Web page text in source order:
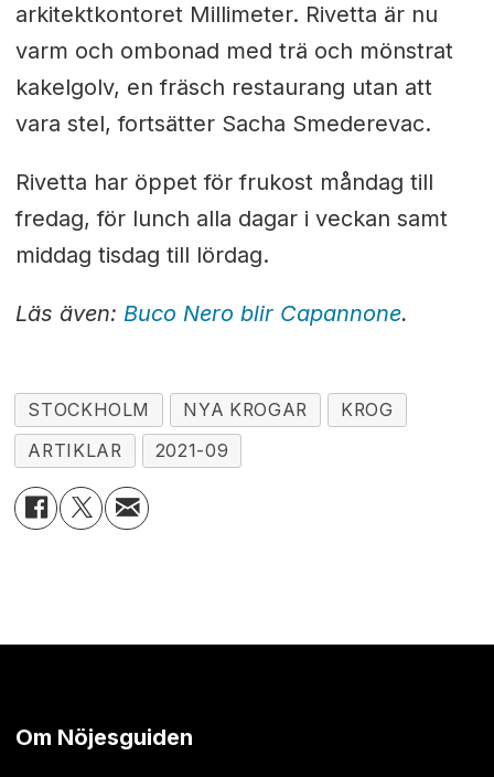
arkitektkontoret Millimeter. Rivetta är nu
varm och ombonad med trä och mönstrat
kakelgolv, en fräsch restaurang utan att
vara stel, fortsätter Sacha Smederevac.
Rivetta har öppet för frukost måndag till
fredag, för lunch alla dagar i veckan samt
middag tisdag till lördag.
Läs även: Buco Nero blir Capannone.
STOCKHOLM NYA KROGAR
KROG
ARTIKLAR
2021-09
Om Nöjesguiden